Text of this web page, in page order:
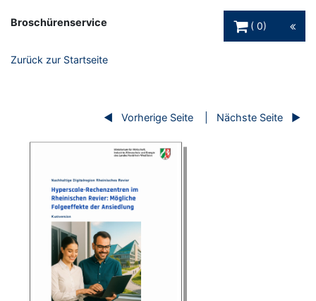
Broschürenservice
0
Zurück zur Startseite
Vorherige Seite Nächste Seite